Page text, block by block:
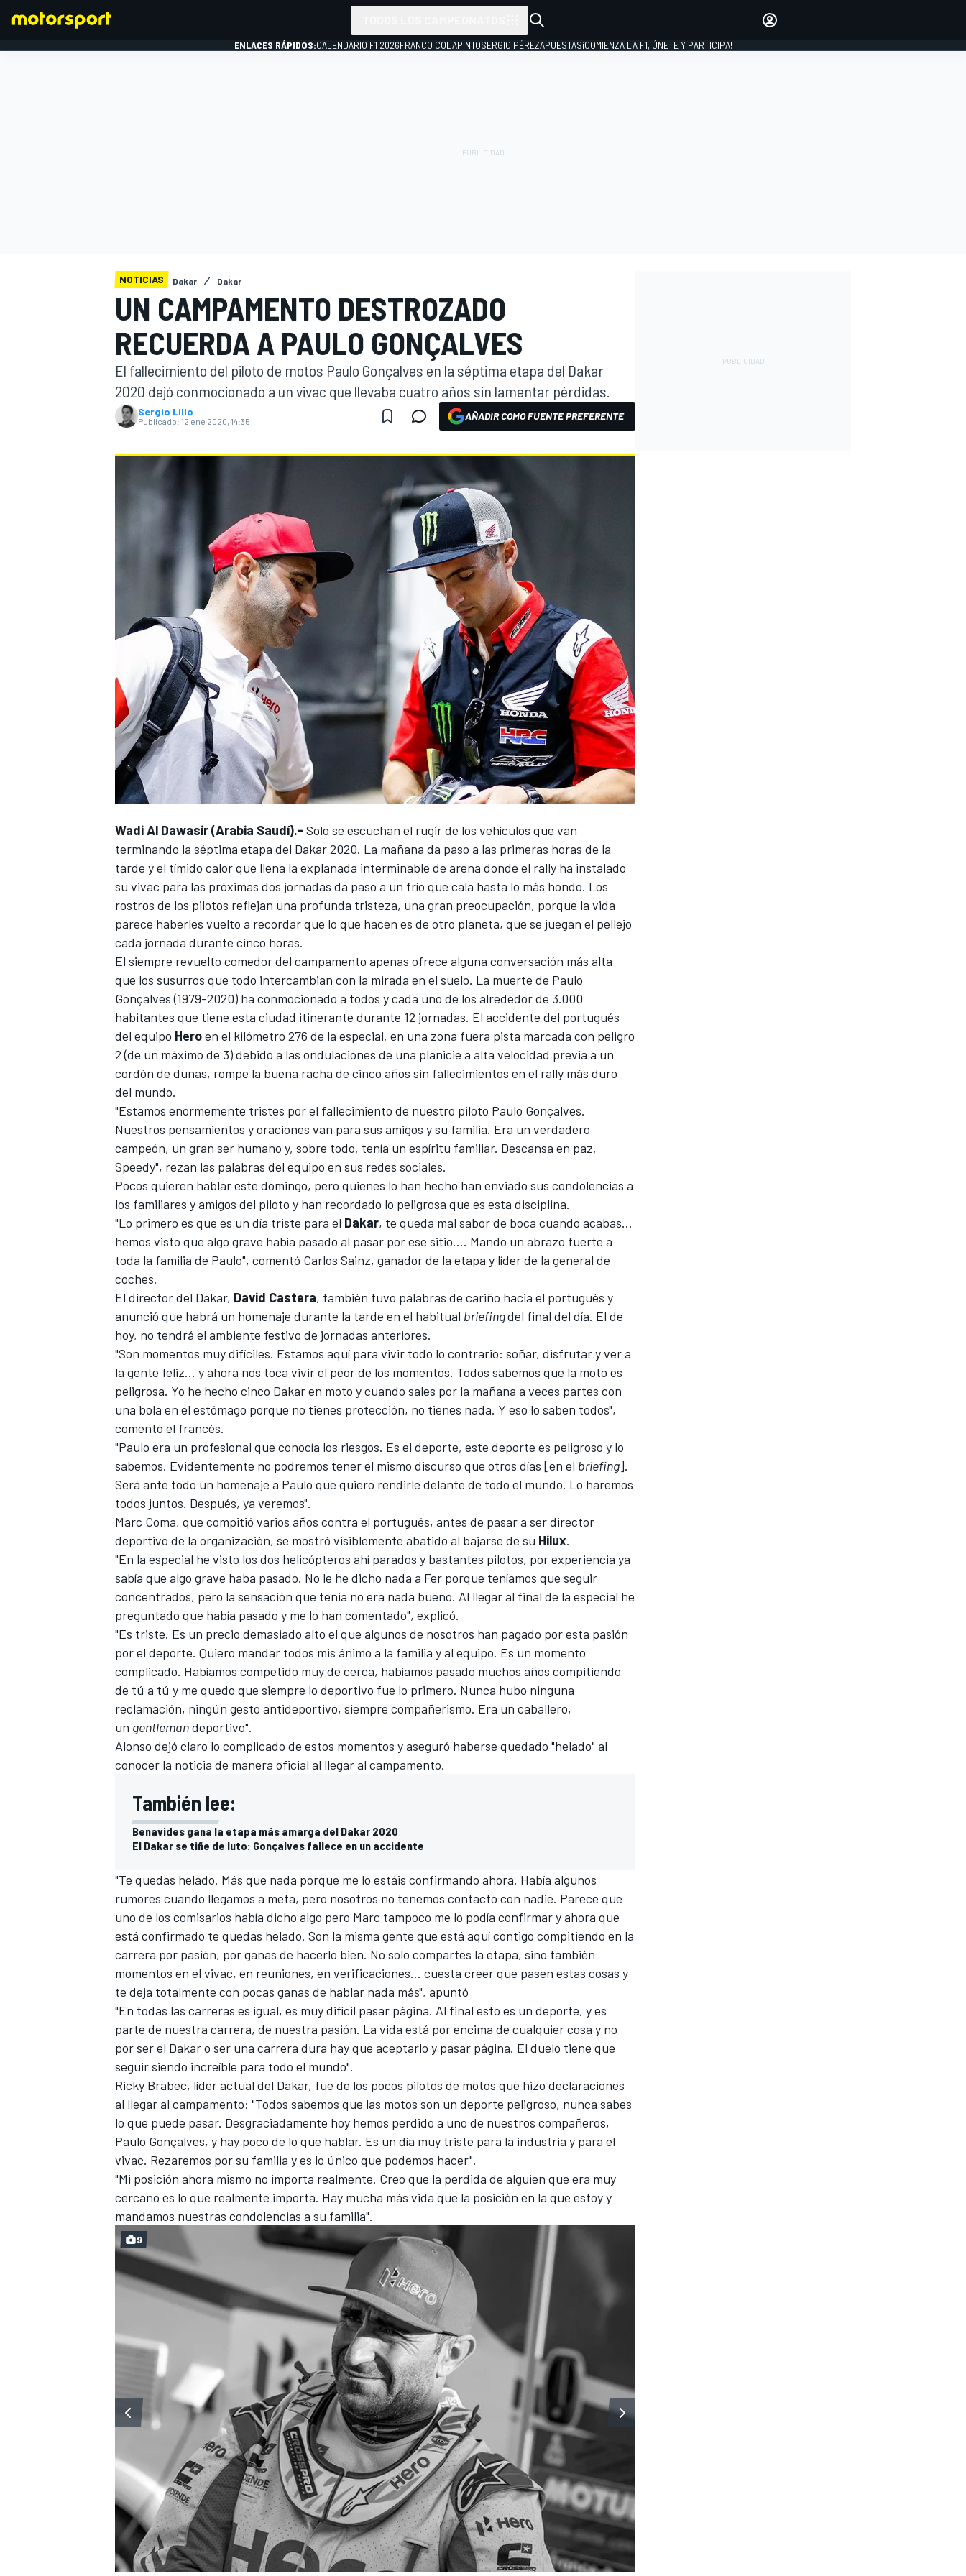
INDYCAR
NASCAR CUP
FÓRMULA E
WRC
MÁS CATEGORÍAS
INICIAR SESIÓN
ENLACES RÁPIDOS:CALENDARIO F1 2026FRANCO COLAPINTOSERGIO PÉREZAPUESTAS¡COMIENZA LA F1, ÚNETE Y PARTICIPA!
NOTICIAS Dakar Dakar
UN CAMPAMENTO DESTROZADO
RECUERDA A PAULO GONÇALVES
El fallecimiento del piloto de motos Paulo Gonçalves en la séptima etapa del Dakar
2020 dejó conmocionado a un vivac que llevaba cuatro años sin lamentar pérdidas.
Sergio Lillo
Publicado: 12 ene 2020, 14:35 AÑADIR COMO FUENTE PREFERENTE
Wadi Al Dawasir (Arabia Saudí).- Solo se escuchan el rugir de los vehículos que van
terminando la séptima etapa del Dakar 2020. La mañana da paso a las primeras horas de la
tarde y el tímido calor que llena la explanada interminable de arena donde el rally ha instalado
su vivac para las próximas dos jornadas da paso a un frío que cala hasta lo más hondo. Los
rostros de los pilotos reflejan una profunda tristeza, una gran preocupación, porque la vida
parece haberles vuelto a recordar que lo que hacen es de otro planeta, que se juegan el pellejo
cada jornada durante cinco horas.
El siempre revuelto comedor del campamento apenas ofrece alguna conversación más alta
que los susurros que todo intercambian con la mirada en el suelo. La muerte de Paulo
Gonçalves(1979-2020) ha conmocionado a todos y cada uno de los alrededor de 3.000
habitantes que tiene esta ciudad itinerante durante 12 jornadas. El accidente del portugués
del equipo Heroen el kilómetro 276 de la especial, en una zona fuera pista marcada con peligro
2 (de un máximo de 3) debido a las ondulaciones de una planicie a alta velocidad previa a un
cordón de dunas, rompe la buena racha de cinco años sin fallecimientos en el rally más duro
del mundo.
"Estamos enormemente tristes por el fallecimiento de nuestro piloto Paulo Gonçalves.
Nuestros pensamientos y oraciones van para sus amigos y su familia. Era un verdadero
campeón, un gran ser humano y, sobre todo, tenía un espíritu familiar. Descansa en paz,
Speedy", rezan las palabras del equipo en sus redes sociales.
Pocos quieren hablar este domingo, pero quienes lo han hecho han enviado sus condolencias a
los familiares y amigos del piloto y han recordado lo peligrosa que es esta disciplina.
"Lo primero es que es un día triste para el Dakar, te queda mal sabor de boca cuando acabas...
hemos visto que algo grave había pasado al pasar por ese sitio.... Mando un abrazo fuerte a
toda la familia de Paulo", comentó Carlos Sainz, ganador de la etapa y líder de la general de
coches.
El director del Dakar, David Castera, también tuvo palabras de cariño hacia el portugués y
anunció que habrá un homenaje durante la tarde en el habitual briefingdel final del día. El de
hoy, no tendrá el ambiente festivo de jornadas anteriores.
"Son momentos muy difíciles. Estamos aquí para vivir todo lo contrario: soñar, disfrutar y ver a
la gente feliz... y ahora nos toca vivir el peor de los momentos. Todos sabemos que la moto es
peligrosa. Yo he hecho cinco Dakar en moto y cuando sales por la mañana a veces partes con
una bola en el estómago porque no tienes protección, no tienes nada. Y eso lo saben todos",
comentó el francés.
"Paulo era un profesional que conocía los riesgos. Es el deporte, este deporte es peligroso y lo
sabemos. Evidentemente no podremos tener el mismo discurso que otros días [en el briefing].
Será ante todo un homenaje a Paulo que quiero rendirle delante de todo el mundo. Lo haremos
todos juntos. Después, ya veremos".
Marc Coma, que compitió varios años contra el portugués, antes de pasar a ser director
deportivo de la organización, se mostró visiblemente abatido al bajarse de su Hilux.
"En la especial he visto los dos helicópteros ahí parados y bastantes pilotos, por experiencia ya
sabía que algo grave haba pasado. No le he dicho nada a Fer porque teníamos que seguir
concentrados, pero la sensación que tenia no era nada bueno. Al llegar al final de la especial he
preguntado que había pasado y me lo han comentado", explicó.
"Es triste. Es un precio demasiado alto el que algunos de nosotros han pagado por esta pasión
por el deporte. Quiero mandar todos mis ánimo a la familia y al equipo. Es un momento
complicado. Habíamos competido muy de cerca, habíamos pasado muchos años compitiendo
de tú a tú y me quedo que siempre lo deportivo fue lo primero. Nunca hubo ninguna
reclamación, ningún gesto antideportivo, siempre compañerismo. Era un caballero,
un gentlemandeportivo".
Alonso dejó claro lo complicado de estos momentos y aseguró haberse quedado "helado" al
conocer la noticia de manera oficial al llegar al campamento.
También lee:
Benavides gana la etapa más amarga del Dakar 2020
El Dakar se tiñe de luto: Gonçalves fallece en un accidente
"Te quedas helado. Más que nada porque me lo estáis confirmando ahora. Había algunos
rumores cuando llegamos a meta, pero nosotros no tenemos contacto con nadie. Parece que
uno de los comisarios había dicho algo pero Marc tampoco me lo podía confirmar y ahora que
está confirmado te quedas helado. Son la misma gente que está aquí contigo compitiendo en la
carrera por pasión, por ganas de hacerlo bien. No solo compartes la etapa, sino también
momentos en el vivac, en reuniones, en verificaciones... cuesta creer que pasen estas cosas y
te deja totalmente con pocas ganas de hablar nada más", apuntó
"En todas las carreras es igual, es muy difícil pasar página. Al final esto es un deporte, y es
parte de nuestra carrera, de nuestra pasión. La vida está por encima de cualquier cosa y no
por ser el Dakar o ser una carrera dura hay que aceptarlo y pasar página. El duelo tiene que
seguir siendo increíble para todo el mundo".
Ricky Brabec, líder actual del Dakar, fue de los pocos pilotos de motos que hizo declaraciones
al llegar al campamento: "Todos sabemos que las motos son un deporte peligroso, nunca sabes
lo que puede pasar. Desgraciadamente hoy hemos perdido a uno de nuestros compañeros,
Paulo Gonçalves, y hay poco de lo que hablar. Es un día muy triste para la industria y para el
vivac. Rezaremos por su familia y es lo único que podemos hacer".
"Mi posición ahora mismo no importa realmente. Creo que la perdida de alguien que era muy
cercano es lo que realmente importa. Hay mucha más vida que la posición en la que estoy y
mandamos nuestras condolencias a su familia".
9